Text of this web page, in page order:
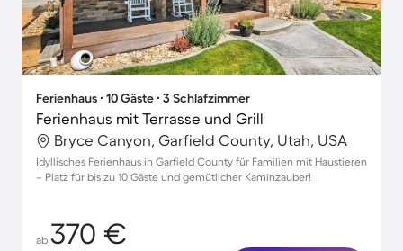
Ferienhaus ∙ 10 Gäste ∙ 3 Schlafzimmer
Ferienhaus mit Terrasse und Grill
Bryce Canyon, Garfield County, Utah, USA
Idyllisches Ferienhaus in Garfield County für Familien mit Haustieren
– Platz für bis zu 10 Gäste und gemütlicher Kaminzauber!
ab 370 €